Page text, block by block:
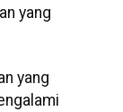
yang
yang